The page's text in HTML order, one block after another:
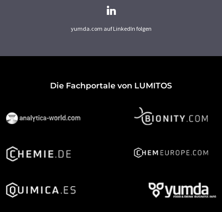
yumda.com auf LinkedIn folgen
Die Fachportale von LUMITOS